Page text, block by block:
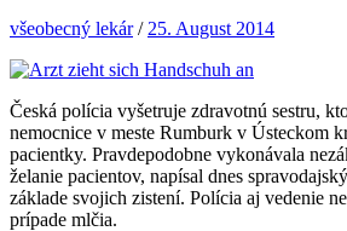
všeobecný lekár/ 25. August 2014
Česká polícia vyšetruje zdravotnú sestru,
nemocnice v meste Rumburk v Ústeckom
pacientky. Pravdepodobne vykonávala
želanie pacientov, napísal dnes
základe svojich zistení. Polícia aj vedenie
prípade mlčia.